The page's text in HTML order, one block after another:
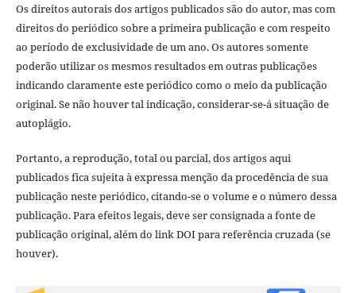
Os direitos autorais dos artigos publicados são do autor, mas com
direitos do periódico sobre a primeira publicação e com respeito
ao período de exclusividade de um ano. Os autores somente
poderão utilizar os mesmos resultados em outras publicações
indicando claramente este periódico como o meio da publicação
original. Se não houver tal indicação, considerar-se-á situação de
autoplágio.
Portanto, a reprodução, total ou parcial, dos artigos aqui
publicados fica sujeita à expressa menção da procedência de sua
publicação neste periódico, citando-se o volume e o número dessa
publicação. Para efeitos legais, deve ser consignada a fonte de
publicação original, além do link DOI para referência cruzada (se
houver).